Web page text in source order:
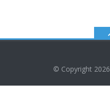
© Copyright 2026